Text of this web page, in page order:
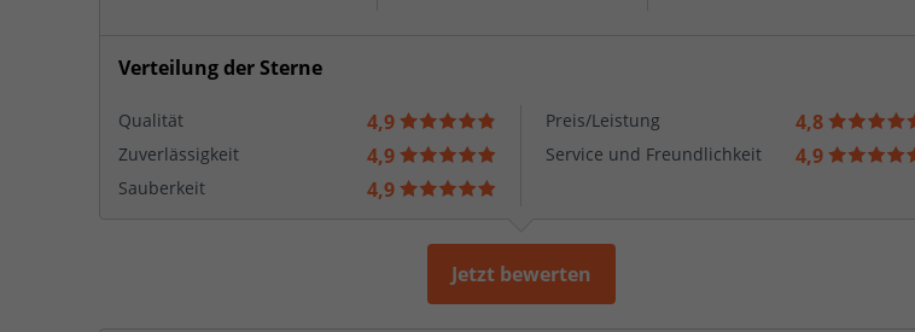
Verteilung der Sterne
Qualität 4,9 Preis/Leistung 4,8
Zuverlässigkeit 4,9 Service und Freundlichkeit 4,9
Sauberkeit 4,9
Jetzt bewerten